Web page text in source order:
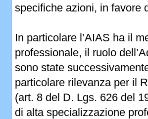
specifiche azioni, in favore
In particolare l’AIAS ha il
professionale, il ruolo
sono state
particolare rilevanza per il
(art. 8 del D. Lgs. 626 del
di alta specializzazione